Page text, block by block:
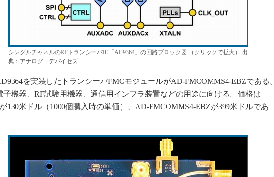
シングルチャネルのRFトランシーバIC「AD9364」の回路ブロック図 （クリックで拡大） 出
典：アナログ・デバイセズ
を実装したトランシーバFMCモジュールがAD-FMCOMMS4-EBZである。
子機器、RF試験用機器、通信用インフラ装置などの用途に向ける。価格は
130米ドル（1000個購入時の単価）、AD-FMCOMMS4-EBZが399米ドルであ